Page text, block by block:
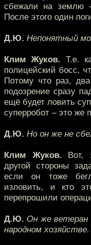
сбежали на землю
После этого один
Д.Ю. Непонятный
Клим Жуков. Т.е.
полицейский босс,
Потому что раз,
подозрение сразу
ещё будет ловить
суперробот – это же
Д.Ю. Но он же не
Клим Жуков. Вот,
другой стороны
если он тоже
изловить, и кто
перепрошили
Д.Ю. Он же ветеран
народном хозяйстве.